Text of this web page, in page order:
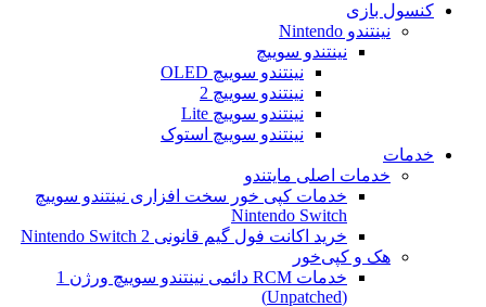
کنسول بازی
نینتندو Nintendo
نینتندو سوییچ
نینتندو سوییچ OLED
نینتندو سوییچ 2
نینتندو سوییچ Lite
نینتندو سوییچ استوک
خدمات
خدمات اصلی مایتندو
خدمات کپی خور سخت افزاری نینتندو سوییچ
Nintendo Switch
خرید اکانت فول گیم قانونی Nintendo Switch 2
هک و کپی‌خور
خدمات RCM دائمی نینتندو سوییچ ورژن 1
(Unpatched)